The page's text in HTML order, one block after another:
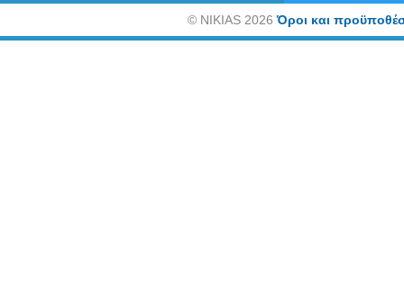
©NIKIAS 2026Όροι και